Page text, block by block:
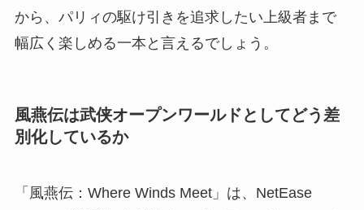
から、パリィの駆け引きを追求したい上級者まで
幅広く楽しめる一本と言えるでしょう。
風燕伝は武侠オープンワールドとしてどう差
別化しているか
「風燕伝：Where Winds Meet」は、NetEase